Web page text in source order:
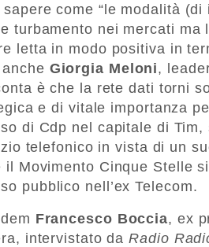
come “le modalità
turbamento nei mercati
letta in modo positiva in
Giorgia Meloni,
è che la rete dati torni
e di vitale importanza
di Cdp nel capitale di
telefonico in vista di un
il Movimento Cinque Stelle
pubblico nell’ex Telecom.
Francesco Boccia, ex
intervistato daRadio